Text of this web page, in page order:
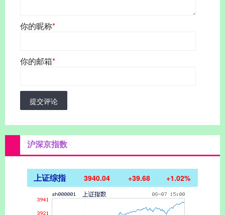
你的昵称*
你的邮箱*
提交评论
沪深京指数
上证综指 3940.04 +39.68 +1.02%